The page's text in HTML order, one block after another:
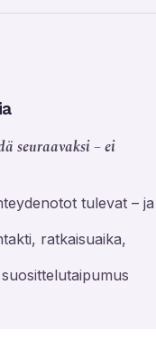
seuraavaksi – ei
tulevat – ja
ratkaisuaika,